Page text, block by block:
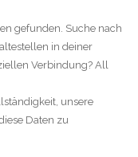
gefunden. Suche nach
in deiner
Verbindung? All
unsere
Daten zu